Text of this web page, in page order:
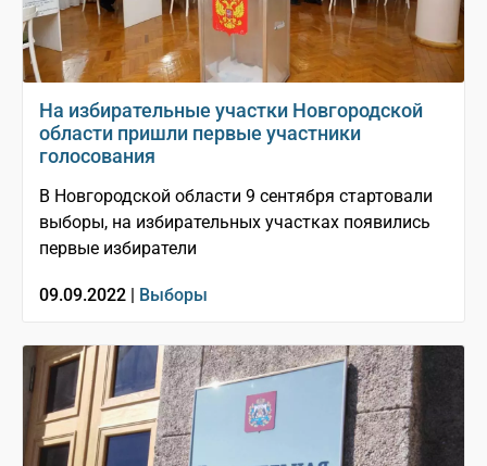
На избирательные участки Новгородской
области пришли первые участники
голосования
В Новгородской области 9 сентября стартовали
выборы, на избирательных участках появились
первые избиратели
09.09.2022 | Выборы